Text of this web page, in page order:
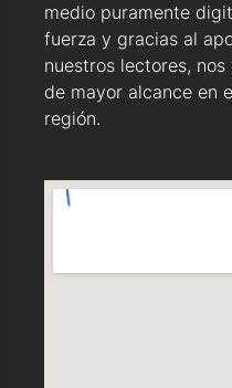
medio puramente
fuerza y gracias al
nuestros lectores,
de mayor alcance en
región.